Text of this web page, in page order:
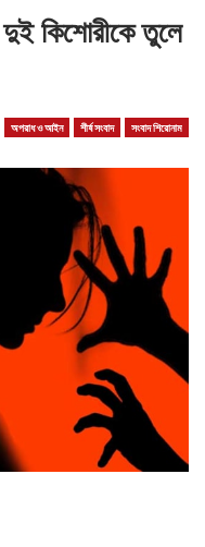
দুই কিশোরীকে তুলে
অপরাধ ও আইন শীর্ষ সংবাদ সংবাদ শিরোনাম